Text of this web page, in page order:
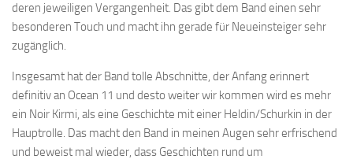
deren jeweiligen Vergangenheit. Das gibt dem Band einen sehr
besonderen Touch und macht ihn gerade für Neueinsteiger sehr
zugänglich.
Insgesamt hat der Band tolle Abschnitte, der Anfang erinnert
definitiv an Ocean 11 und desto weiter wir kommen wird es mehr
ein Noir Kirmi, als eine Geschichte mit einer Heldin/Schurkin in der
Hauptrolle. Das macht den Band in meinen Augen sehr erfrischend
und beweist mal wieder, dass Geschichten rund um